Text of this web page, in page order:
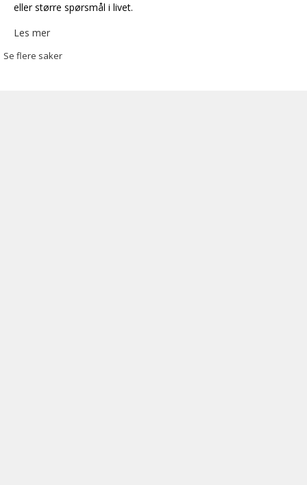
eller større spørsmål i livet.
Les mer
Se flere saker